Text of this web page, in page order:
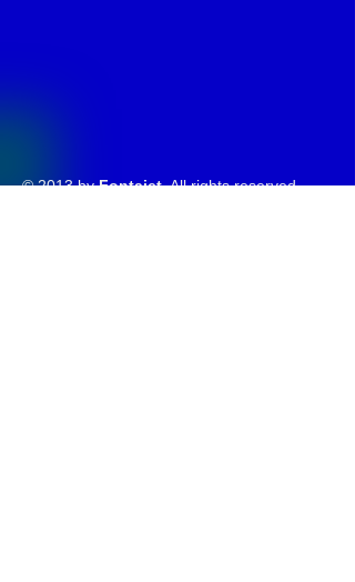
© 2013 byFontajet. All rights reserved.